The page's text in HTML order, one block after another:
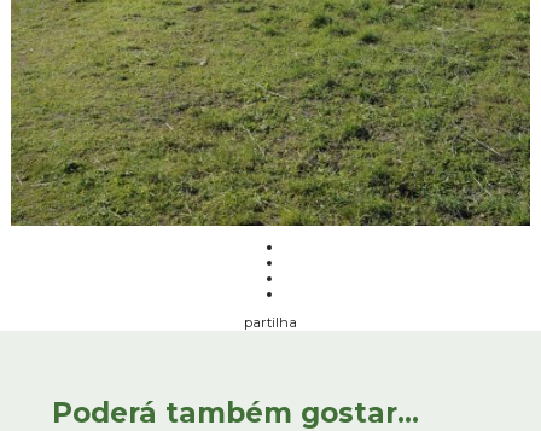
partilha
Poderá também gostar...